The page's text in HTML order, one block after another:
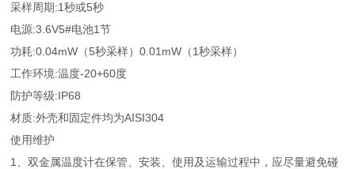
采样周期:1秒或5秒
电源:3.6V5#电池1节
功耗:0.04mW（5秒采样）0.01mW（1秒采样）
工作环境:温度-20+60度
防护等级:IP68
材质:外壳和固定件均为AISI304
使用维护
1、双金属温度计在保管、安装、使用及运输过程中，应尽量避免碰